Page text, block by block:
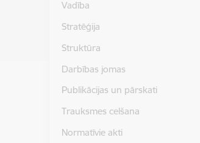
Vadība
Stratēģija
Struktūra
Darbības jomas
Publikācijas un pārskati
Trauksmes celšana
Normatīvie akti